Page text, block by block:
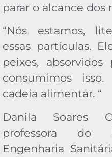
parar o alcance dos
“Nós estamos,
essas partículas.
peixes,
consumimos
cadeia alimentar. “
Danila Soares
professora do
Engenharia